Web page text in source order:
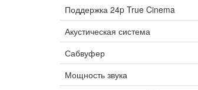
Поддержка 24p True Cinema
Акустическая система
Сабвуфер
Мощность звука